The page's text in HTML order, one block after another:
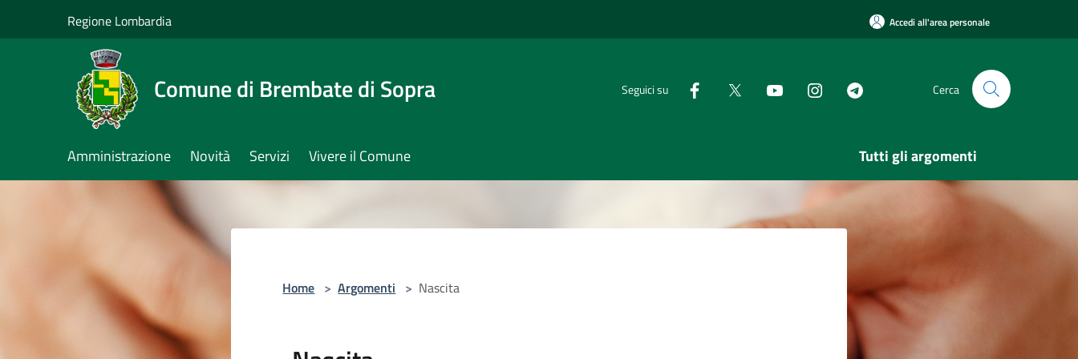
Regione Lombardia Accedi all'area personale
Comune di Brembate di Sopra Seguici su Cerca
Amministrazione Novità Servizi Vivere il Comune Tutti gli argomenti
Home > Argomenti > Nascita